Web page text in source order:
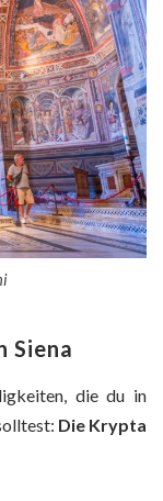
Siena
die du in
Die Krypta